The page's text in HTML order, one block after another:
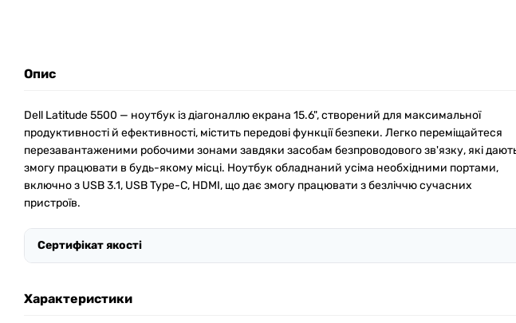
Опис
Dell Latitude 5500 — ноутбук із діагоналлю екрана 15.6", створений для максимальної
продуктивності й ефективності, містить передові функції безпеки. Легко переміщайтеся
перезавантаженими робочими зонами завдяки засобам безпроводового зв'язку, які
змогу працювати в будь-якому місці. Ноутбук обладнаний усіма необхідними портами,
включно з USB 3.1, USB Type-C, HDMI, що дає змогу працювати з безліччю сучасних
пристроїв.
Сертифікат якості
Характеристики